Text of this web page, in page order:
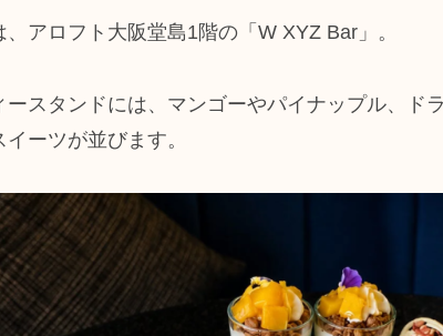
アロフト大阪堂島1階の「W XYZ Bar」。
ースタンドには、マンゴーやパイナップル、ド
ーツが並びます。